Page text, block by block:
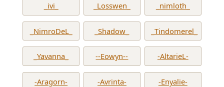
_ivi_ _Losswen_ _nimloth_
_NimroDeL_ _Shadow_ _Tindomerel_
_Yavanna_ --Eowyn-- -AltarieL-
-Aragorn- -Avrinta- -Enyalie-